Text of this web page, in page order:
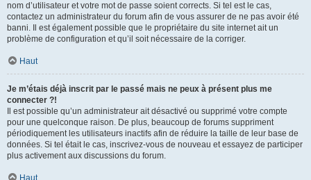
nom d’utilisateur et votre mot de passe soient corrects. Si tel est le cas,
contactez un administrateur du forum afin de vous assurer de ne pas avoir été
banni. Il est également possible que le propriétaire du site internet ait un
problème de configuration et qu’il soit nécessaire de la corriger.
Haut
Je m’étais déjà inscrit par le passé mais ne peux à présent plus me
connecter ?!
Il est possible qu’un administrateur ait désactivé ou supprimé votre compte
pour une quelconque raison. De plus, beaucoup de forums suppriment
périodiquement les utilisateurs inactifs afin de réduire la taille de leur base de
données. Si tel était le cas, inscrivez-vous de nouveau et essayez de participer
plus activement aux discussions du forum.
Haut